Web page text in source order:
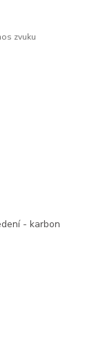
zvuku
- karbon